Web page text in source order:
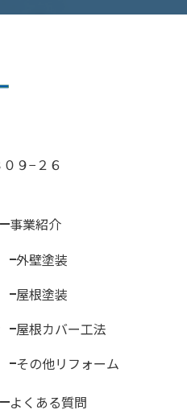
９−２６
事業紹介
外壁塗装
屋根塗装
屋根カバー工法
その他リフォーム
よくある質問